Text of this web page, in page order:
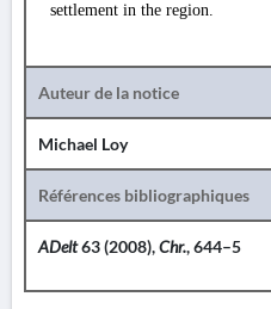
settlement in the region.
Auteur de la notice
Michael Loy
Références bibliographiques
ADelt63 (2008),Chr., 644–5